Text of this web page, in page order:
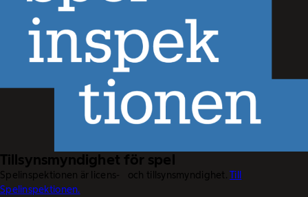
Tillsynsmyndighet för spel
Spelinspektionen är licens- och tillsynsmyndighet.Till
Spelinspektionen.